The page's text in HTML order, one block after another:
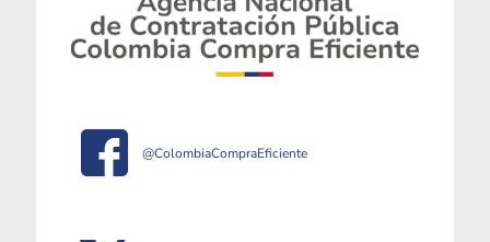
@ColombiaCompraEficiente